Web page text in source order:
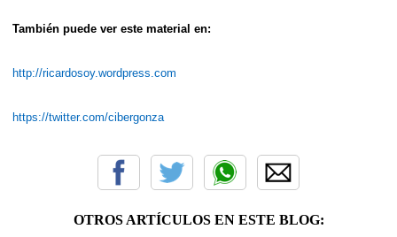
También puede ver este material en:
http://ricardosoy.wordpress.com
https://twitter.com/cibergonza
OTROS ARTÍCULOS EN ESTE BLOG: